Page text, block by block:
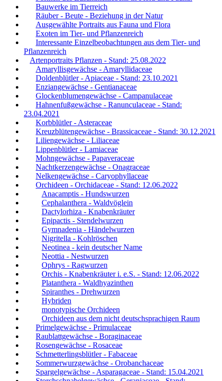
Bauwerke im Tierreich
Räuber - Beute - Beziehung in der Natur
Ausgewählte Portraits aus Fauna und Flora
Exoten im Tier- und Pflanzenreich
Interessante Einzelbeobachtungen aus dem Tier- und
Pflanzenreich
Artenportraits Pflanzen - Stand: 25.08.2022
Amaryllisgewächse - Amaryllidaceae
Doldenblütler - Apiaceae - Stand: 23.10.2021
Enziangewächse - Gentianaceae
Glockenblumengewächse - Campanulaceae
Hahnenfußgewächse - Ranunculaceae - Stand:
23.04.2021
Korbblütler - Asteraceae
Kreuzblütengewächse - Brassicaceae - Stand: 30.12.2021
Liliengewächse - Liliaceae
Lippenblütler - Lamiaceae
Mohngewächse - Papaveraceae
Nachtkerzengewächse - Onagraceae
Nelkengewächse - Caryophyllaceae
Orchideen - Orchidaceae - Stand: 12.06.2022
Anacamptis - Hundswurzen
Cephalanthera - Waldvöglein
Dactylorhiza - Knabenkräuter
Epipactis - Stendelwurzen
Gymnadenia - Händelwurzen
Nigritella - Kohlröschen
Neotinea - kein deutscher Name
Neottia - Nestwurzen
Ophrys - Ragwurzen
Orchis - Knabenkräuter i. e.S. - Stand: 12.06.2022
Platanthera - Waldhyazinthen
Spiranthes - Drehwurzen
Hybriden
monotypische Orchideen
Orchideen aus dem nicht deutschsprachigen Raum
Primelgewächse - Primulaceae
Raublattgewächse - Boraginaceae
Rosengewächse - Rosaceae
Schmetterlingsblütler - Fabaceae
Sommerwurzgewächse - Orobanchaceae
Spargelgewächse - Asparagaceae - Stand: 15.04.2021